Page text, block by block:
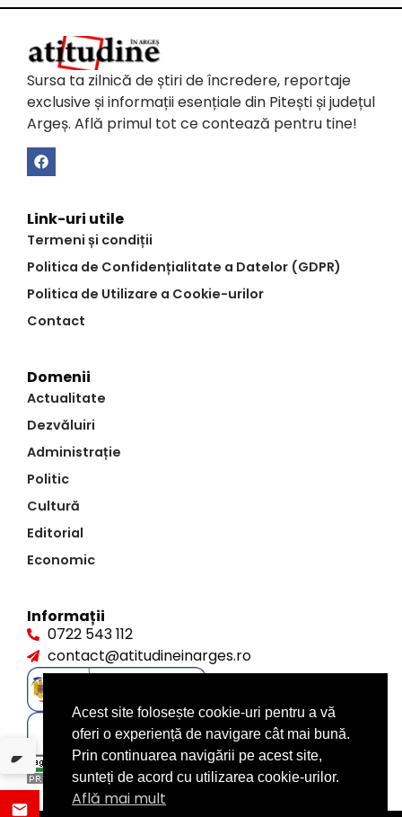
Sursa ta zilnică de știri de încredere, reportaje
exclusive și informații esențiale din Pitești și județul
Argeș. Află primul tot ce contează pentru tine!
Link-uri utile
Termeni și condiții
Politica de Confidențialitate a Datelor (GDPR)
Politica de Utilizare a Cookie-urilor
Contact
Domenii
Actualitate
Dezvăluiri
Administrație
Politic
Cultură
Editorial
Economic
Informații
0722 543 112
contact@atitudineinarges.ro
Acest site folosește cookie-uri pentru a vă
oferi o experiență de navigare cât mai bună.
Prin continuarea navigării pe acest site,
sunteți de acord cu utilizarea cookie-urilor.
Află mai mult